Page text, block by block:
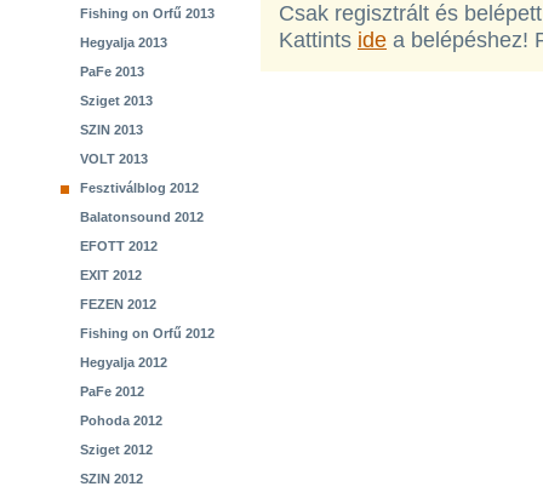
Fishing on Orfű 2013
Hegyalja 2013
PaFe 2013
Sziget 2013
SZIN 2013
VOLT 2013
Fesztiválblog 2012
Balatonsound 2012
EFOTT 2012
EXIT 2012
FEZEN 2012
Fishing on Orfű 2012
Hegyalja 2012
PaFe 2012
Pohoda 2012
Sziget 2012
SZIN 2012
Csak regisztrált és
Kattints ide a belépéshez!